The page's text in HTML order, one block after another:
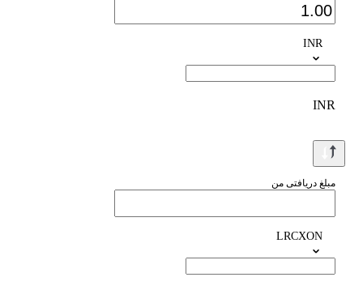
INR
INR
مبلغ دریافتی من
LRCXON